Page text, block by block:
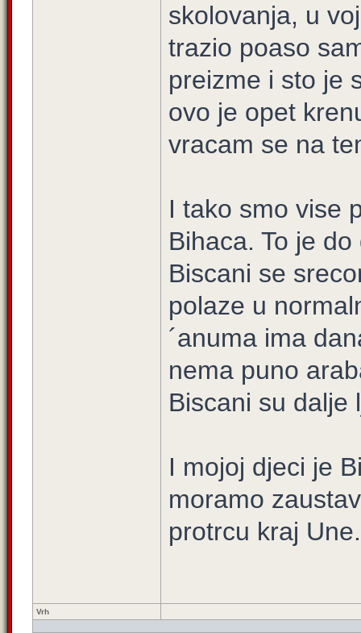
skolovanja, u
trazio poaso
preizme i sto je
ovo je opet
vracam se na
I tako smo vise
Bihaca. To je
Biscani se
polaze u
´anuma ima
nema puno
Biscani su dalje
I mojoj djeci je
moramo
protrcu kraj Une.
Vrh